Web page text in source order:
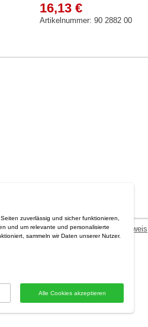
16,13 €
Artikelnummer: 90 2882 00
::Versandkostenhinweis
zuverlässig und sicher funktionieren,
und um relevante und personalisierte
sammeln wir Daten unserer Nutzer.
Alle Cookies akzeptieren